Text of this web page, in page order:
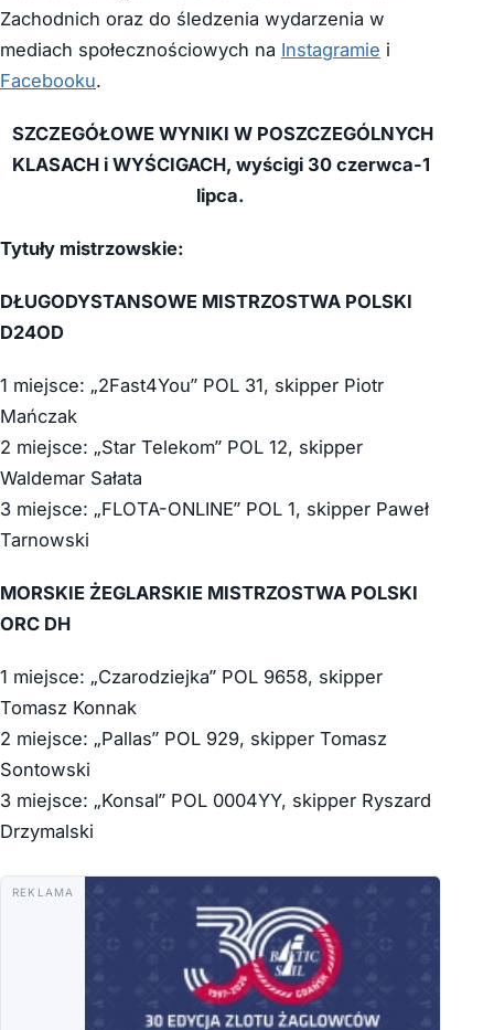
Zachodnich oraz do śledzenia wydarzenia w
mediach społecznościowych na Instagramie i
Facebooku.
SZCZEGÓŁOWE WYNIKI W POSZCZEGÓLNYCH
KLASACH i WYŚCIGACH, wyścigi 30 czerwca-1
lipca.
Tytuły mistrzowskie:
DŁUGODYSTANSOWE MISTRZOSTWA POLSKI
D24OD
1 miejsce: „2Fast4You” POL 31, skipper Piotr
Mańczak
2 miejsce: „Star Telekom” POL 12, skipper
Waldemar Sałata
3 miejsce: „FLOTA-ONLINE” POL 1, skipper Paweł
Tarnowski
MORSKIE ŻEGLARSKIE MISTRZOSTWA POLSKI
ORC DH
1 miejsce: „Czarodziejka” POL 9658, skipper
Tomasz Konnak
2 miejsce: „Pallas” POL 929, skipper Tomasz
Sontowski
3 miejsce: „Konsal” POL 0004YY, skipper Ryszard
Drzymalski
REKLAMA